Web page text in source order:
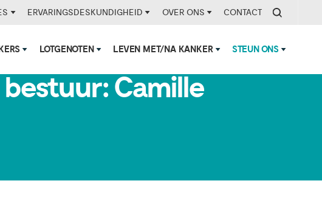
ERVARINGSDESKUNDIGHEID OVER ONS CONTACT
LOTGENOTEN LEVEN MET/NA KANKER STEUN ONS
Camille